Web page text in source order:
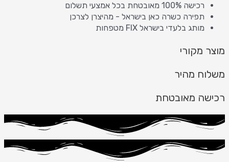
רכישה 100% מאובטחת בכל אמצעי תשלום
תפירה כשרה כאן בישראל - מהיצרן לצרכן
מותג בלעדי בישראל FIX מטפחות
מוצר מקורי
משלוח מהיר
רכישה מאובטחת